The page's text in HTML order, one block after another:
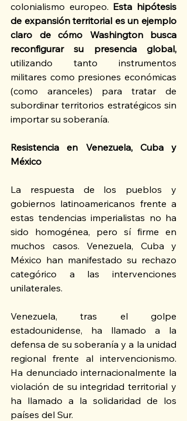
colonialismo europeo. Esta hipótesis
de expansión territorial es un ejemplo
claro de cómo Washington busca
utilizando tanto instrumentos
militares como presiones económicas
(como aranceles) para tratar de
subordinar territorios estratégicos sin
importar su soberanía.
Resistencia en Venezuela, Cuba y
México
La respuesta de los pueblos y
gobiernos latinoamericanos frente a
estas tendencias imperialistas no ha
sido homogénea, pero sí firme en
muchos casos. Venezuela, Cuba y
México han manifestado su rechazo
categórico a las intervenciones
unilaterales.
Venezuela, tras el golpe
estadounidense, ha llamado a la
defensa de su soberanía y a la unidad
regional frente al intervencionismo.
Ha denunciado internacionalmente la
violación de su integridad territorial y
ha llamado a la solidaridad de los
países del Sur.